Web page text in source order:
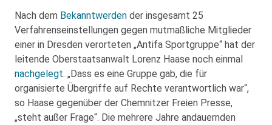
Nach dem Bekanntwerden der insgesamt 25
Verfahrenseinstellungen gegen mutmaßliche Mitglieder
einer in Dresden verorteten „Antifa Sportgruppe“ hat der
leitende Oberstaatsanwalt Lorenz Haase noch einmal
nachgelegt. „Dass es eine Gruppe gab, die für
organisierte Übergriffe auf Rechte verantwortlich war“,
so Haase gegenüber der Chemnitzer Freien Presse,
„steht außer Frage“. Die mehrere Jahre andauernden